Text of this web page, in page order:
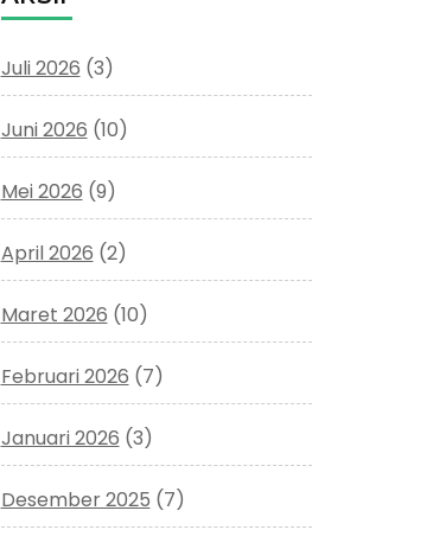
Juli 2026 (3)
Juni 2026 (10)
Mei 2026 (9)
April 2026 (2)
Maret 2026 (10)
Februari 2026 (7)
Januari 2026 (3)
Desember 2025 (7)